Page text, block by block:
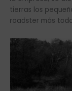
tierras los
roadster más